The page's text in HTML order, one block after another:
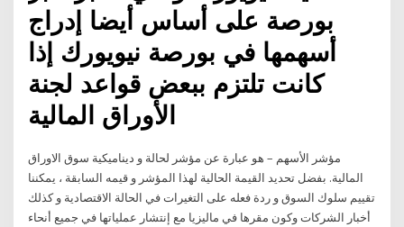
بورصة على أساس أيضا إدراج
أسهمها في بورصة نيويورك إذا
كانت تلتزم ببعض قواعد لجنة
الأوراق المالية
مؤشر الأسهم – هو عبارة عن مؤشر لحالة و ديناميكية سوق الاوراق
المالية. بفضل تحديد القيمة الحالية لهذا المؤشر و قيمه السابقة ، يمكننا
تقييم سلوك السوق و ردة فعله على التغيرات في الحالة الاقتصادية و كذلك
أخبار الشركات وكون مقرها في ماليزيا مع إنتشار عملياتها في جميع أنحاء